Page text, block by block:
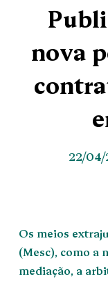
nova
22/
Os meios
(Mesc), como a
mediação, a